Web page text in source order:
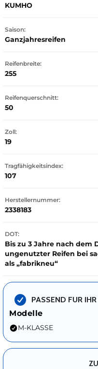
KUMHO
Saison:
Ganzjahresreifen
Reifenbreite:
255
Reifenquerschnitt:
50
Zoll:
19
Tragfähigkeitsindex:
107
Herstellernummer:
2338183
DOT:
Bis zu 3 Jahre nach dem
ungenutzter Reifen bei
als „fabrikneu“
PASSEND FUR
Modelle
M-KLASSE